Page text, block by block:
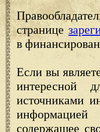
странице
в
Если вы
интересной
источниками
содержащее